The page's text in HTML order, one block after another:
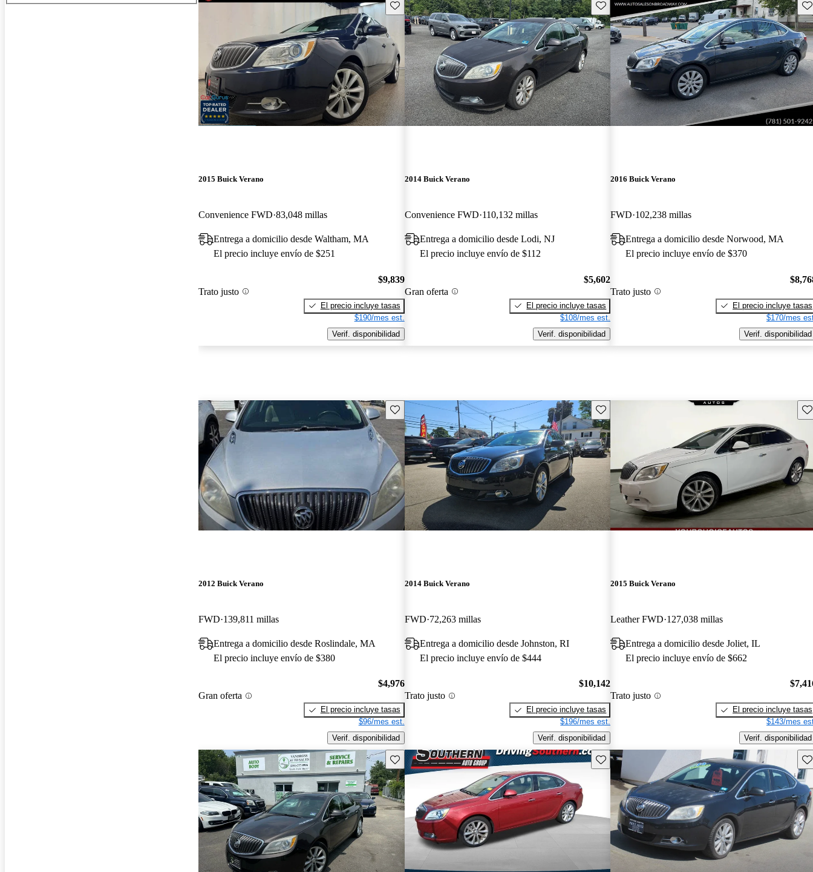
Guarda este Aviso
2015 Buick Verano
Convenience FWD 83,048 millas
Entrega a domicilio desde Waltham, MA
El precio incluye envío de $251
Trato justo
$9,839
El precio incluye tasas
$190/mes est.
Verif. disponibilidad
Guarda este Aviso
2014 Buick Verano
Convenience FWD 110,132 millas
Entrega a domicilio desde Lodi, NJ
El precio incluye envío de $112
Gran oferta
$5,602
El precio incluye tasas
$108/mes est.
Verif. disponibilidad
2016 Buick Verano
FWD 102,238 millas
Entrega a domicilio desde Norwood, MA
El precio incluye envío de $370
Trato justo
El precio incluye tasas
$170/mes
Verif. disponibilidad
Guarda este Aviso
2012 Buick Verano
FWD 139,811 millas
Entrega a domicilio desde Roslindale, MA
El precio incluye envío de $380
Gran oferta
$4,976
El precio incluye tasas
$96/mes est.
Verif. disponibilidad
Guarda este Aviso
2014 Buick Verano
FWD 72,263 millas
Entrega a domicilio desde Johnston, RI
El precio incluye envío de $444
Trato justo
$10,142
El precio incluye tasas
$196/mes est.
Verif. disponibilidad
2015 Buick Verano
Leather FWD 127,038 millas
Entrega a domicilio desde Joliet, IL
El precio incluye envío de $662
Trato justo
El precio incluye tasas
$143/mes
Verif. disponibilidad
Guarda este Aviso Guarda este Aviso